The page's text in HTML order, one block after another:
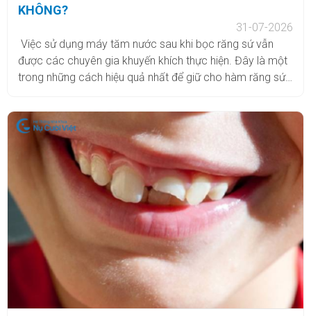
KHÔNG?
31-07-2026
Việc sử dụng máy tăm nước sau khi bọc răng sứ vẫn
được các chuyên gia khuyến khích thực hiện. Đây là một
trong những cách hiệu quả nhất để giữ cho hàm răng sứ
nước đúng cách sẽ giúp làm sạch sâu kẽ răng, ngăn
ngừa viêm nướu, tăng tuổi thọ cho răng sứ và ngăn ngừa
hiệu quả tình trạng hôi miệng. Bên cạnh đó, tia nước của
máy tăm nước còn có tác dụng massage nướu, tăng
cường tuần hoàn máu và giúp nướu khỏe mạnh hơn.